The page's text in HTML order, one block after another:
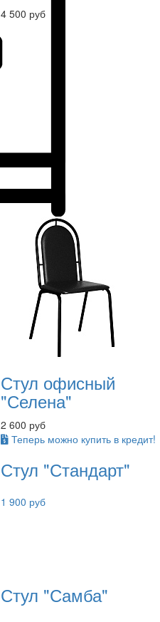
4 500 руб
Стул офисный
"Селена"
2 600 руб
Теперь можно купить в кредит!
Стул "Стандарт"
1 900 руб
Стул "Самба"